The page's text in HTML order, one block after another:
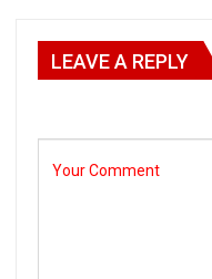
LEAVE A REPLY